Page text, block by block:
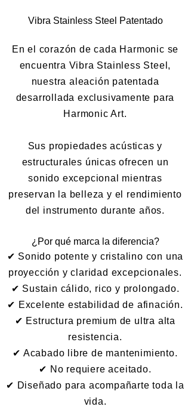
Vibra Stainless Steel Patentado
En el corazón de cada Harmonic se
encuentra Vibra Stainless Steel,
nuestra aleación patentada
desarrollada exclusivamente para
Harmonic Art.
Sus propiedades acústicas y
estructurales únicas ofrecen un
sonido excepcional mientras
preservan la belleza y el rendimiento
del instrumento durante años.
¿Por qué marca la diferencia?
✔ Sonido potente y cristalino con una
proyección y claridad excepcionales.
✔ Sustain cálido, rico y prolongado.
✔ Excelente estabilidad de afinación.
✔ Estructura premium de ultra alta
resistencia.
✔ Acabado libre de mantenimiento.
✔ No requiere aceitado.
✔ Diseñado para acompañarte toda la
vida.